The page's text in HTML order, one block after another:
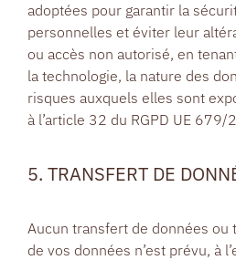
adoptées pour garantir la
personnelles et éviter leur
ou accès non autorisé, en
la technologie, la nature des
risques auxquels elles sont
à l’article 32 du RGPD UE 679/
5. TRANSFERT DE
Aucun transfert de données
de vos données n’est prévu, à